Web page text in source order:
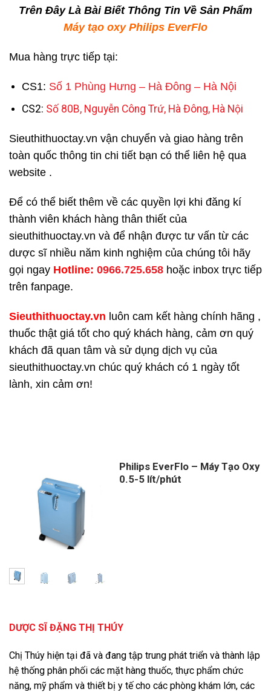
Trên Đây Là Bài Biết Thông Tin Về Sản Phẩm
Máy tạo oxy Philips EverFlo
Mua hàng trực tiếp tại:
CS1: Số 1 Phùng Hưng – Hà Đông – Hà Nội
CS2: Số 80B, Nguyễn Công Trứ, Hà Đông, Hà Nội
Sieuthithuoctay.vn vận chuyển và giao hàng trên
toàn quốc thông tin chi tiết bạn có thể liên hệ qua
website .
Để có thể biết thêm về các quyền lợi khi đăng kí
thành viên khách hàng thân thiết của
sieuthithuoctay.vn và để nhận được tư vấn từ các
dược sĩ nhiều năm kinh nghiệm của chúng tôi hãy
gọi ngay Hotline: 0966.725.658 hoặc inbox trực tiếp
trên fanpage.
Sieuthithuoctay.vn luôn cam kết hàng chính hãng ,
thuốc thật giá tốt cho quý khách hàng, cảm ơn quý
khách đã quan tâm và sử dụng dịch vụ của
sieuthithuoctay.vn chúc quý khách có 1 ngày tốt
lành, xin cảm ơn!
Philips EverFlo – Máy Tạo Oxy
0.5-5 lít/phút
DƯỢC SĨ ĐẶNG THỊ THÚY
Chị Thúy hiện tại đã và đang tập trung phát triển và thành lập
hệ thống phân phối các mặt hàng thuốc, thực phẩm chức
năng, mỹ phẩm và thiết bị y tế cho các phòng khám lớn, các